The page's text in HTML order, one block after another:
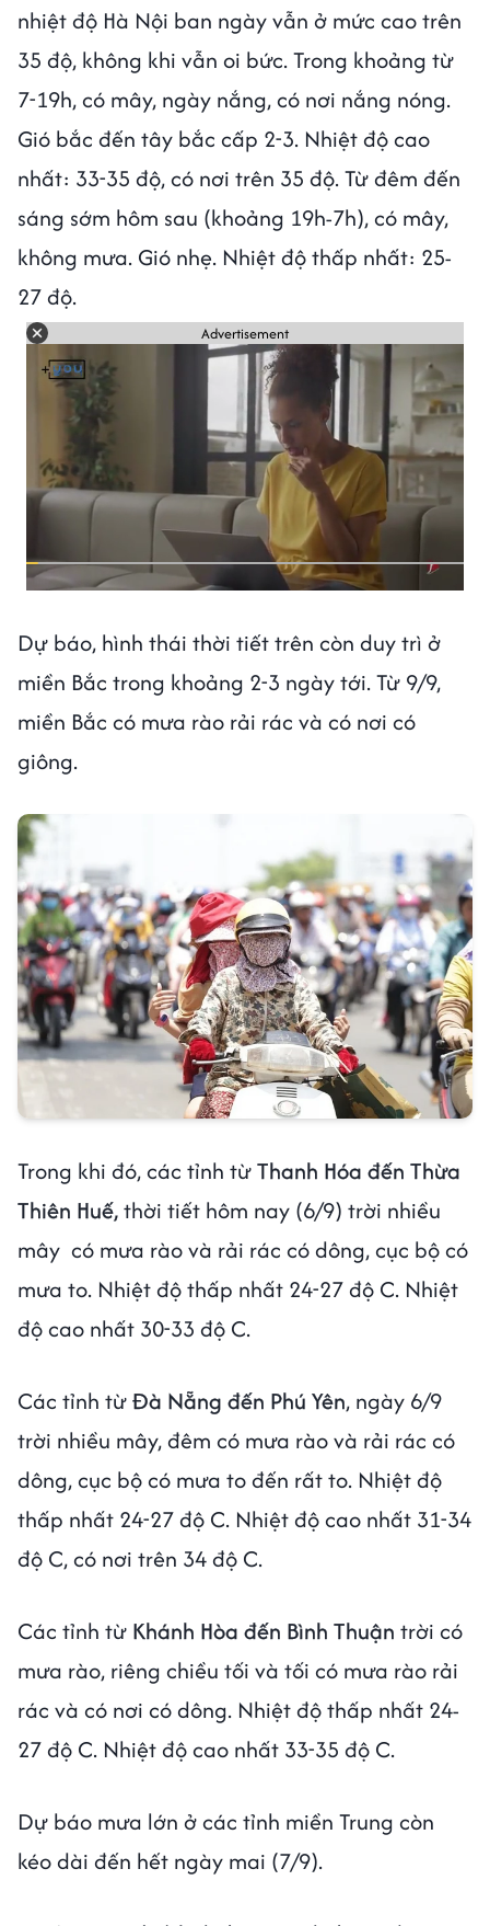
nhiệt độ Hà Nội ban ngày vẫn ở mức cao trên
35 độ, không khi vẫn oi bức. Trong khoảng từ
7-19h, có mây, ngày nắng, có nơi nắng nóng.
Gió bắc đến tây bắc cấp 2-3. Nhiệt độ cao
nhất: 33-35 độ, có nơi trên 35 độ. Từ đêm đến
sáng sớm hôm sau (khoảng 19h-7h), có mây,
không mưa. Gió nhẹ. Nhiệt độ thấp nhất: 25-
27 độ.
Advertisement
Dự báo, hình thái thời tiết trên còn duy trì ở
miền Bắc trong khoảng 2-3 ngày tới. Từ 9/9,
miền Bắc có mưa rào rải rác và có nơi có
giông.
Trong khi đó, các tỉnh từThanh Hóa đến Thừa
Thiên Huế,thời tiết hôm nay (6/9) trời nhiều
mây có mưa rào và rải rác có dông, cục bộ có
mưa to. Nhiệt độ thấp nhất 24-27 độ C. Nhiệt
độ cao nhất 30-33 độ C.
Các tỉnh từĐà Nẵng đến Phú Yên, ngày 6/9
trời nhiều mây, đêm có mưa rào và rải rác có
dông, cục bộ có mưa to đến rất to. Nhiệt độ
thấp nhất 24-27 độ C. Nhiệt độ cao nhất 31-34
độ C, có nơi trên 34 độ C.
Các tỉnh từ Khánh Hòa đến Bình Thuận trời có
mưa rào, riêng chiều tối và tối có mưa rào rải
rác và có nơi có dông. Nhiệt độ thấp nhất 24-
27 độ C. Nhiệt độ cao nhất 33-35 độ C.
Dự báo mưa lớn ở các tỉnh miền Trung còn
kéo dài đến hết ngày mai (7/9).